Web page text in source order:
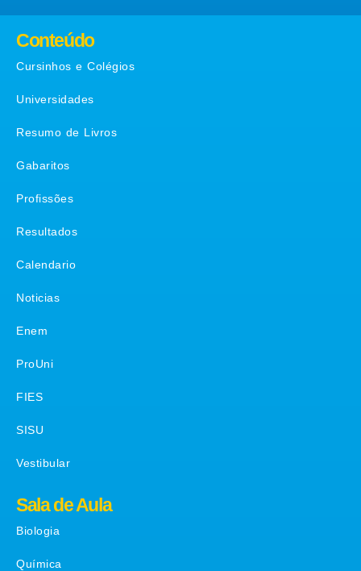
Conteúdo
Cursinhos e Colégios
Universidades
Resumo de Livros
Gabaritos
Profissões
Resultados
Calendario
Noticias
Enem
ProUni
FIES
SISU
Vestibular
Sala de Aula
Biologia
Química